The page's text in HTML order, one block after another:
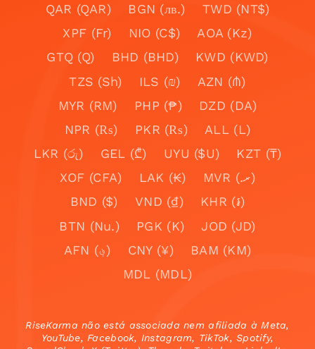
QAR (QAR)
BGN (лв.)
TWD (NT$)
XPF (Fr)
NIO (C$)
AOA (Kz)
GTQ (Q)
BHD (BHD)
KWD (KWD)
TZS (Sh)
ILS (₪)
AZN (₼)
MYR (RM)
PHP (₱)
DZD (DA)
NPR (₨)
PKR (₨)
ALL (L)
LKR (රු)
GEL (₾) UYU ($U)
KZT (₸)
XOF (CFA)
LAK (₭)
MVR (.ރ)
BND ($)
VND (₫)
KHR (៛)
BTN (Nu.)
PGK (K)
JOD (JD)
AFN (؋)
CNY (¥)
BAM (KM)
MDL (MDL)
RiseKarma não está associada nem afiliada à Meta,
YouTube, Facebook, Instagram, TikTok, Spotify,